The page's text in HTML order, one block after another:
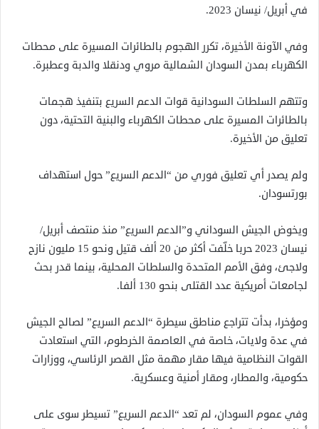
في أبريل/ نيسان 2023.
وفي الآونة الأخيرة، تكرر الهجوم بالطائرات المسيرة على محطات
الكهرباء بمدن السودان الشمالية مروي ودنقلا والدبة وعطبرة.
وتتهم السلطات السودانية قوات الدعم السريع بتنفيذ هجمات
بالطائرات المسيرة على محطات الكهرباء والبنية التحتية، دون
تعليق من الأخيرة.
ولم يصدر أي تعليق فوري من “الدعم السريع” حول استهداف
بورتسودان.
ويخوض الجيش السوداني و”الدعم السريع” منذ منتصف أبريل/
نيسان 2023 حربا خلّفت أكثر من 20 ألف قتيل ونحو 15 مليون نازح
ولاجئ، وفق الأمم المتحدة والسلطات المحلية، بينما قدر بحث
لجامعات أمريكية عدد القتلى بنحو 130 ألفا.
ومؤخرا، بدأت تتراجع مناطق سيطرة “الدعم السريع” لصالح الجيش
في عدة ولايات، خاصة في العاصمة الخرطوم، التي استعادت
القوات النظامية فيها مقار مهمة مثل القصر الرئاسي، ووزارات
حكومية، والمطار، ومقار أمنية وعسكرية.
وفي عموم السودان، لم تعد “الدعم السريع” تسيطر سوى على